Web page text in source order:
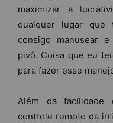
maximizar a
qualquer lugar que
consigo manusear
pivô. Coisa que eu
para fazer esse
Além da facilidade
controle remoto da